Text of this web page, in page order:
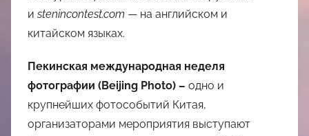
иstenincontest.com — на английском и
китайском языках.
Пекинская международная неделя
фотографии (Beijing Photo) – одно и
крупнейших фотособытий Китая,
организаторами мероприятия выступают